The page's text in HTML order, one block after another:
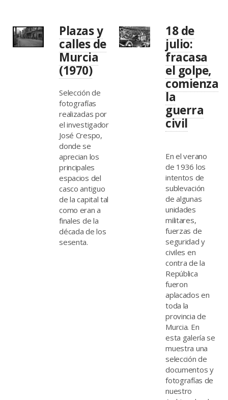
Plazas y
calles de
Murcia
(1970)
Selección de
fotografías
realizadas por
el investigador
José Crespo,
donde se
aprecian los
principales
espacios del
casco antiguo
de la capital tal
como eran a
finales de la
década de los
sesenta.
18 de
julio:
fracasa
el golpe,
comienza
la
guerra
civil
En el verano
de 1936 los
intentos de
sublevación
de algunas
unidades
militares,
fuerzas de
seguridad y
civiles en
contra de la
República
fueron
aplacados en
toda la
provincia de
Murcia. En
esta galería se
muestra una
selección de
documentos y
fotografías de
nuestro